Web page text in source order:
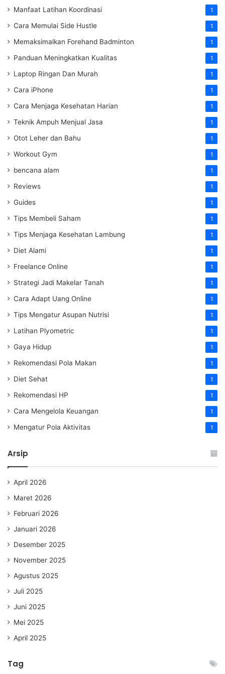
Manfaat Latihan Koordinasi 1
Cara Memulai Side Hustle 1
Memaksimalkan Forehand Badminton 1
Panduan Meningkatkan Kualitas 1
Laptop Ringan Dan Murah 1
Cara iPhone 1
Cara Menjaga Kesehatan Harian 1
Teknik Ampuh Menjual Jasa 1
Otot Leher dan Bahu 1
Workout Gym 1
bencana alam 1
Reviews 1
Guides 1
Tips Membeli Saham 1
Tips Menjaga Kesehatan Lambung 1
Diet Alami 1
Freelance Online 1
Strategi Jadi Makelar Tanah 1
Cara Adapt Uang Online 1
Tips Mengatur Asupan Nutrisi 1
Latihan Plyometric 1
Gaya Hidup 1
Rekomendasi Pola Makan 1
Diet Sehat 1
Rekomendasi HP 1
Cara Mengelola Keuangan 1
Mengatur Pola Aktivitas 1
Arsip
April 2026
Maret 2026
Februari 2026
Januari 2026
Desember 2025
November 2025
Agustus 2025
Juli 2025
Juni 2025
Mei 2025
April 2025
Tag